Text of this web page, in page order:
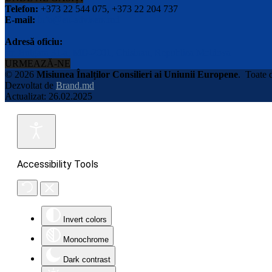
Telefon: +373 22 544 075, +373 22 204 737
E-mail:
Adresă oficiu:
URMEAZĂ-NE
© 2026 Misiunea Înalților Consilieri ai Uniunii Europene. Toate
Dezvoltat de Brand.md
Actualizat: 26.02.2025
Accessibility Tools
Invert colors
Monochrome
Dark contrast